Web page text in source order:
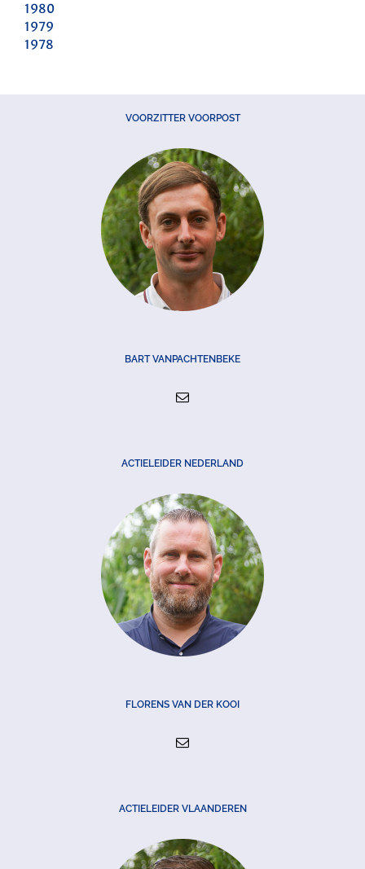
1980
1979
1978
VOORZITTER VOORPOST
BART VANPACHTENBEKE
ACTIELEIDER NEDERLAND
FLORENS VAN DER KOOI
ACTIELEIDER VLAANDEREN